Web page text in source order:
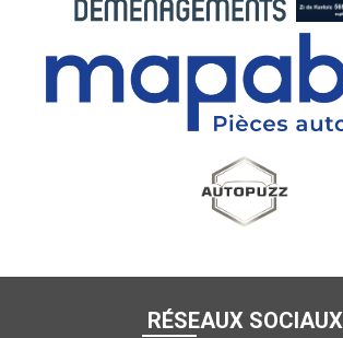
RÉSEAUX SOCIAUX